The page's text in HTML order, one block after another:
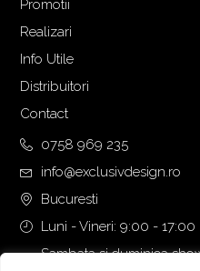
Promotii
Realizari
Info Utile
Distribuitori
Contact
0758 969 235
info@exclusivdesign.ro
Bucuresti
Luni - Vineri: 9:00 - 17:00
Sambata si duminica